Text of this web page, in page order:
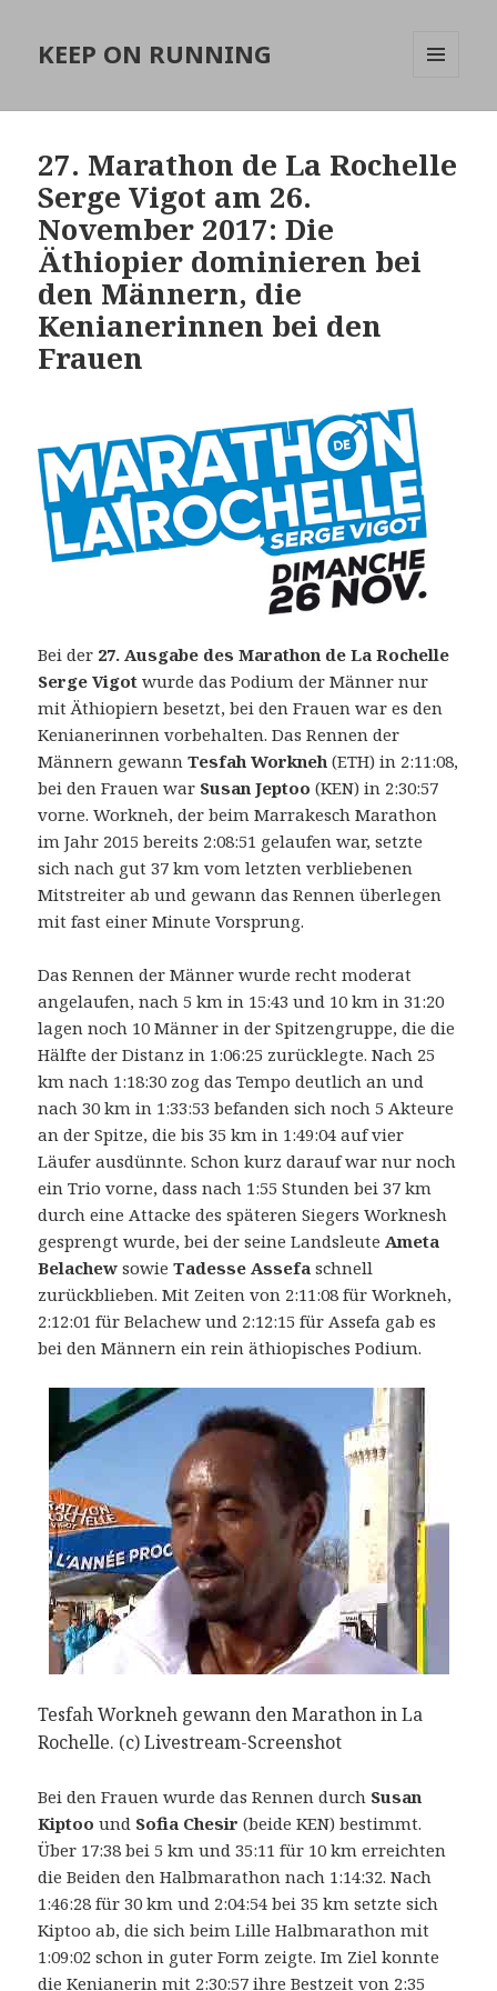
KEEP ON RUNNING
27. Marathon de La Rochelle
Serge Vigot am 26.
November 2017: Die
Äthiopier dominieren bei
den Männern, die
Kenianerinnen bei den
Frauen
Bei der 27. Ausgabe des Marathon de La Rochelle
Serge Vigot wurde das Podium der Männer nur
mit Äthiopiern besetzt, bei den Frauen war es den
Kenianerinnen vorbehalten. Das Rennen der
Männern gewann Tesfah Workneh (ETH) in 2:11:08,
bei den Frauen war Susan Jeptoo (KEN) in 2:30:57
vorne. Workneh, der beim Marrakesch Marathon
im Jahr 2015 bereits 2:08:51 gelaufen war, setzte
sich nach gut 37 km vom letzten verbliebenen
Mitstreiter ab und gewann das Rennen überlegen
mit fast einer Minute Vorsprung.
Das Rennen der Männer wurde recht moderat
angelaufen, nach 5 km in 15:43 und 10 km in 31:20
lagen noch 10 Männer in der Spitzengruppe, die die
Hälfte der Distanz in 1:06:25 zurücklegte. Nach 25
km nach 1:18:30 zog das Tempo deutlich an und
nach 30 km in 1:33:53 befanden sich noch 5 Akteure
an der Spitze, die bis 35 km in 1:49:04 auf vier
Läufer ausdünnte. Schon kurz darauf war nur noch
ein Trio vorne, dass nach 1:55 Stunden bei 37 km
durch eine Attacke des späteren Siegers Worknesh
gesprengt wurde, bei der seine LandsleuteAmeta
Belachew sowieTadesse Assefa schnell
zurückblieben. Mit Zeiten von 2:11:08 für Workneh,
2:12:01 für Belachew und 2:12:15 für Assefa gab es
bei den Männern ein rein äthiopisches Podium.
Tesfah Workneh gewann den Marathon in La
Rochelle. (c) Livestream-Screenshot
Bei den Frauen wurde das Rennen durch Susan
Kiptoo und Sofia Chesir (beide KEN) bestimmt.
Über 17:38 bei 5 km und 35:11 für 10 km erreichten
die Beiden den Halbmarathon nach 1:14:32. Nach
1:46:28 für 30 km und 2:04:54 bei 35 km setzte sich
Kiptoo ab, die sich beim Lille Halbmarathon mit
1:09:02 schon in guter Form zeigte. Im Ziel konnte
die Kenianerin mit 2:30:57 ihre Bestzeit von 2:35